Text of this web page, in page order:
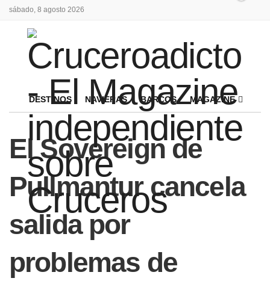
sábado, 8 agosto 2026
DESTINOS NAVIERAS BARCOS MAGAZINE
El Sovereign de
Pullmantur cancela
salida por
problemas de